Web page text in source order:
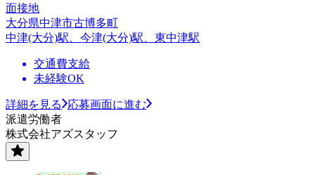
面接地
大分県中津市古博多町
中津(大分)駅、今津(大分)駅、東中津駅
交通費支給
未経験OK
詳細を見る
応募画面に進む
派遣労働者
株式会社アズスタッフ